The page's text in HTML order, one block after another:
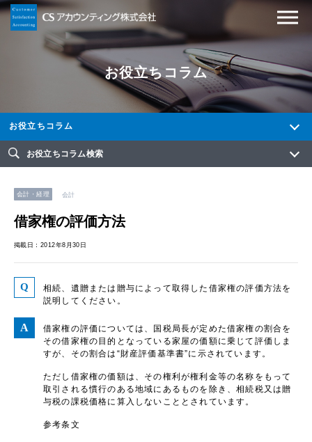
お役立ちコラム
お役立ちコラム
お役立ちコラム検索
会計・経理 会計
借家権の評価方法
掲載日：2012年8月30日
相続、遺贈または贈与によって取得した借家権の評価方法を
説明してください。
借家権の評価については、国税局長が定めた借家権の割合を
その借家権の目的となっている家屋の価額に乗じて評価しま
すが、その割合は“財産評価基準書”に示されています。
ただし借家権の価額は、その権利が権利金等の名称をもって
取引される慣行のある地域にあるものを除き、相続税又は贈
与税の課税価格に算入しないこととされています。
参考条文